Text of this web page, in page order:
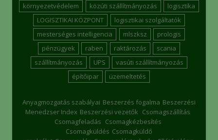
környezetvédelem
közúti szállítmányozás
logisztika
LOGISZTIKAI KÖZPONT
logisztikai szolgáltatók
mesterséges intelligencia
mlszksz
prologis
pénzügyek
raben raktározás
scania
szállítmányozás
UPS
vasúti szállítmányozás
építőipar
üzemeltetés
Anyagmozgatás szabályai Beszerzés fogalma Beszerzési
Menedzser Index Beszerzési vezetők Csomagszállítás
Csomagfeladás Csomagkézbesítés
Csomagküldés Csomagküldő